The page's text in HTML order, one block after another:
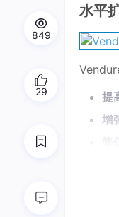
水平
提
增
849
29